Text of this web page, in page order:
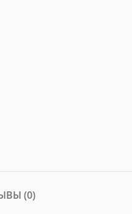
(0)